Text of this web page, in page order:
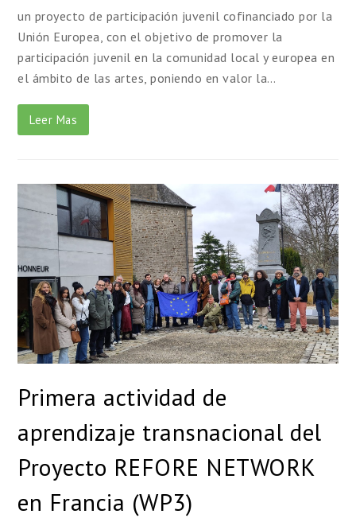
un proyecto de participación juvenil cofinanciado por la
Unión Europea, con el objetivo de promover la
participación juvenil en la comunidad local y europea en
el ámbito de las artes, poniendo en valor la…
Leer Mas
Primera actividad de
aprendizaje transnacional del
Proyecto REFORE NETWORK
en Francia (WP3)